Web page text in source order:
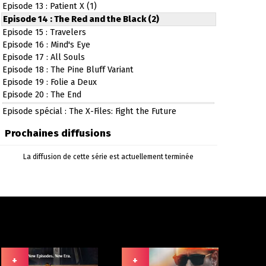
Episode 13 : Patient X (1)
Episode 14 : The Red and the Black (2)
Episode 15 : Travelers
Episode 16 : Mind's Eye
Episode 17 : All Souls
Episode 18 : The Pine Bluff Variant
Episode 19 : Folie a Deux
Episode 20 : The End
Episode spécial : The X-Files: Fight the Future
Prochaines diffusions
La diffusion de cette série est actuellement terminée
+ +